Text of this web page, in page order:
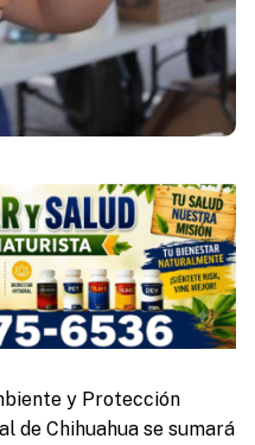
y Protección
de Chihuahua se sumará